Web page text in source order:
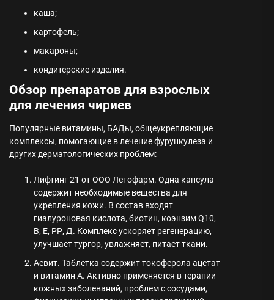
каша;
картофель;
макароны;
кондитерские изделия.
Обзор препаратов для взрослых
для лечения чириев
Популярные витамины, БАДы, общеукрепляющие
комплексы, помогающие в лечение фурункулеза и
других дерматологических проблем:
Лифтинг 21 от ООО Летофарм. Одна капсула
содержит необходимые вещества для
укрепления кожи. В состав входят
гиалуроновая кислота, биотин, коэнзим Q10,
В, Е, РР, Д. Комплекс ускоряет регенерацию,
улучшает тургор, увлажняет, питает ткани.
Аевит. Таблетка содержит токоферола ацетат
и витамин А. Активно применяется в терапии
кожных заболеваний, проблем с сосудами,